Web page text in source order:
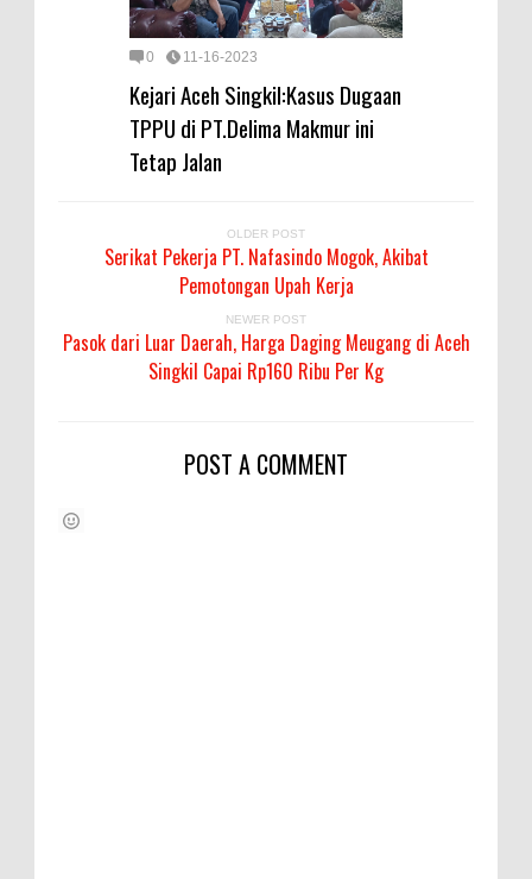
0 11-16-2023
Kejari Aceh Singkil:Kasus Dugaan
TPPU di PT.Delima Makmur ini
Tetap Jalan
OLDER POST
Serikat Pekerja PT. Nafasindo Mogok, Akibat
Pemotongan Upah Kerja
NEWER POST
Pasok dari Luar Daerah, Harga Daging Meugang di Aceh
Singkil Capai Rp160 Ribu Per Kg
POST A COMMENT